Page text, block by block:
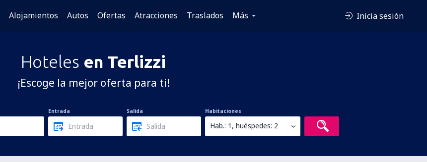
Alojamientos Autos Ofertas Atracciones Traslados Más Inicia sesión
Hoteles en Terlizzi
¡Escoge la mejor oferta para ti!
Entrada Salida Habitaciones
Hab.: 1, huéspedes: 2